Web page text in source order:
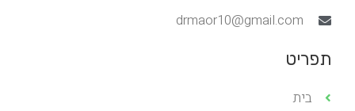
drmaor10@gmail.com
תפריט
בית